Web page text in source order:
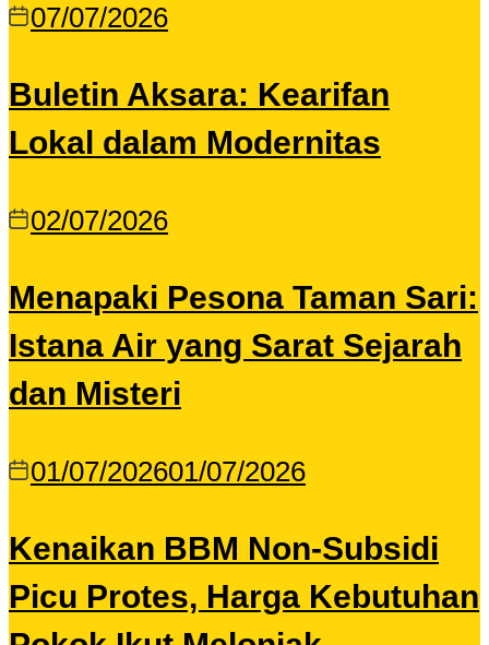
07/07/2026
Buletin Aksara: Kearifan
Lokal dalam Modernitas
02/07/2026
Menapaki Pesona Taman Sari:
Istana Air yang Sarat Sejarah
dan Misteri
01/07/202601/07/2026
Kenaikan BBM Non-Subsidi
Picu Protes, Harga Kebutuhan